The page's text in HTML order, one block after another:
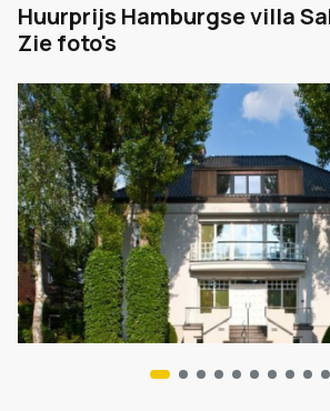
Huurprijs Hamburgse villa
Zie foto's